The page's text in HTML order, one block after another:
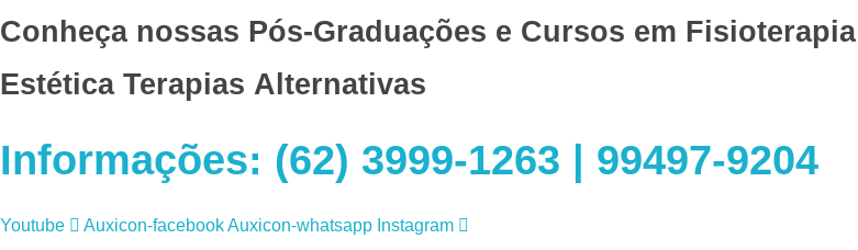
Conheça nossas Pós-Graduações e Cursos em Fisioterapia
Estética Terapias Alternativas
Informações: (62) 3999-1263 | 99497-9204
Youtube Auxicon-facebookAuxicon-whatsapp Instagram